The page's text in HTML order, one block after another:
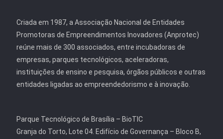
Criada em 1987, a Associação Nacional de Entidades
Promotoras de Empreendimentos Inovadores (Anprotec)
reúne mais de 300 associados, entre incubadoras de
empresas, parques tecnológicos, aceleradoras,
instituições de ensino e pesquisa, órgãos públicos e outras
entidades ligadas ao empreendedorismo e à inovação.
Parque Tecnológico de Brasília – BioTIC
Granja do Torto, Lote 04. Edifício de Governança – Bloco B,